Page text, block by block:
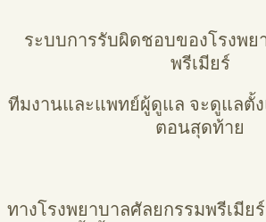
ระบบการรับผิดชอบของโรงพย
พรีเมียร์
ทีมงานและแพทย์ผู้ดูแล จะดูแลตั้ง
ตอนสุดท้าย
ทางโรงพยาบาลศัลยกรรมพรีเมีย